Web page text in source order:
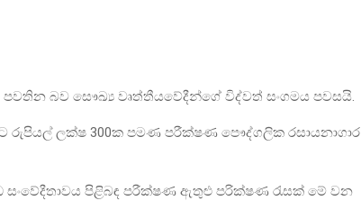
පවතින බව සෞඛ්‍ය වෘත්තීයවේදීන්ගේ විද්වත් සංගමය පවසයි.
රුපියල් ලක්ෂ 300ක පමණ පරීක්ෂණ පෞද්ගලික රසායනාගාර
සංවේදීතාවය පිළිබඳ පරීක්ෂණ ඇතුළු පරික්ෂණ රැසක් මේ වන